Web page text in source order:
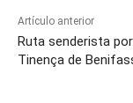
Artículo anterior
Ruta senderista
Tinença de